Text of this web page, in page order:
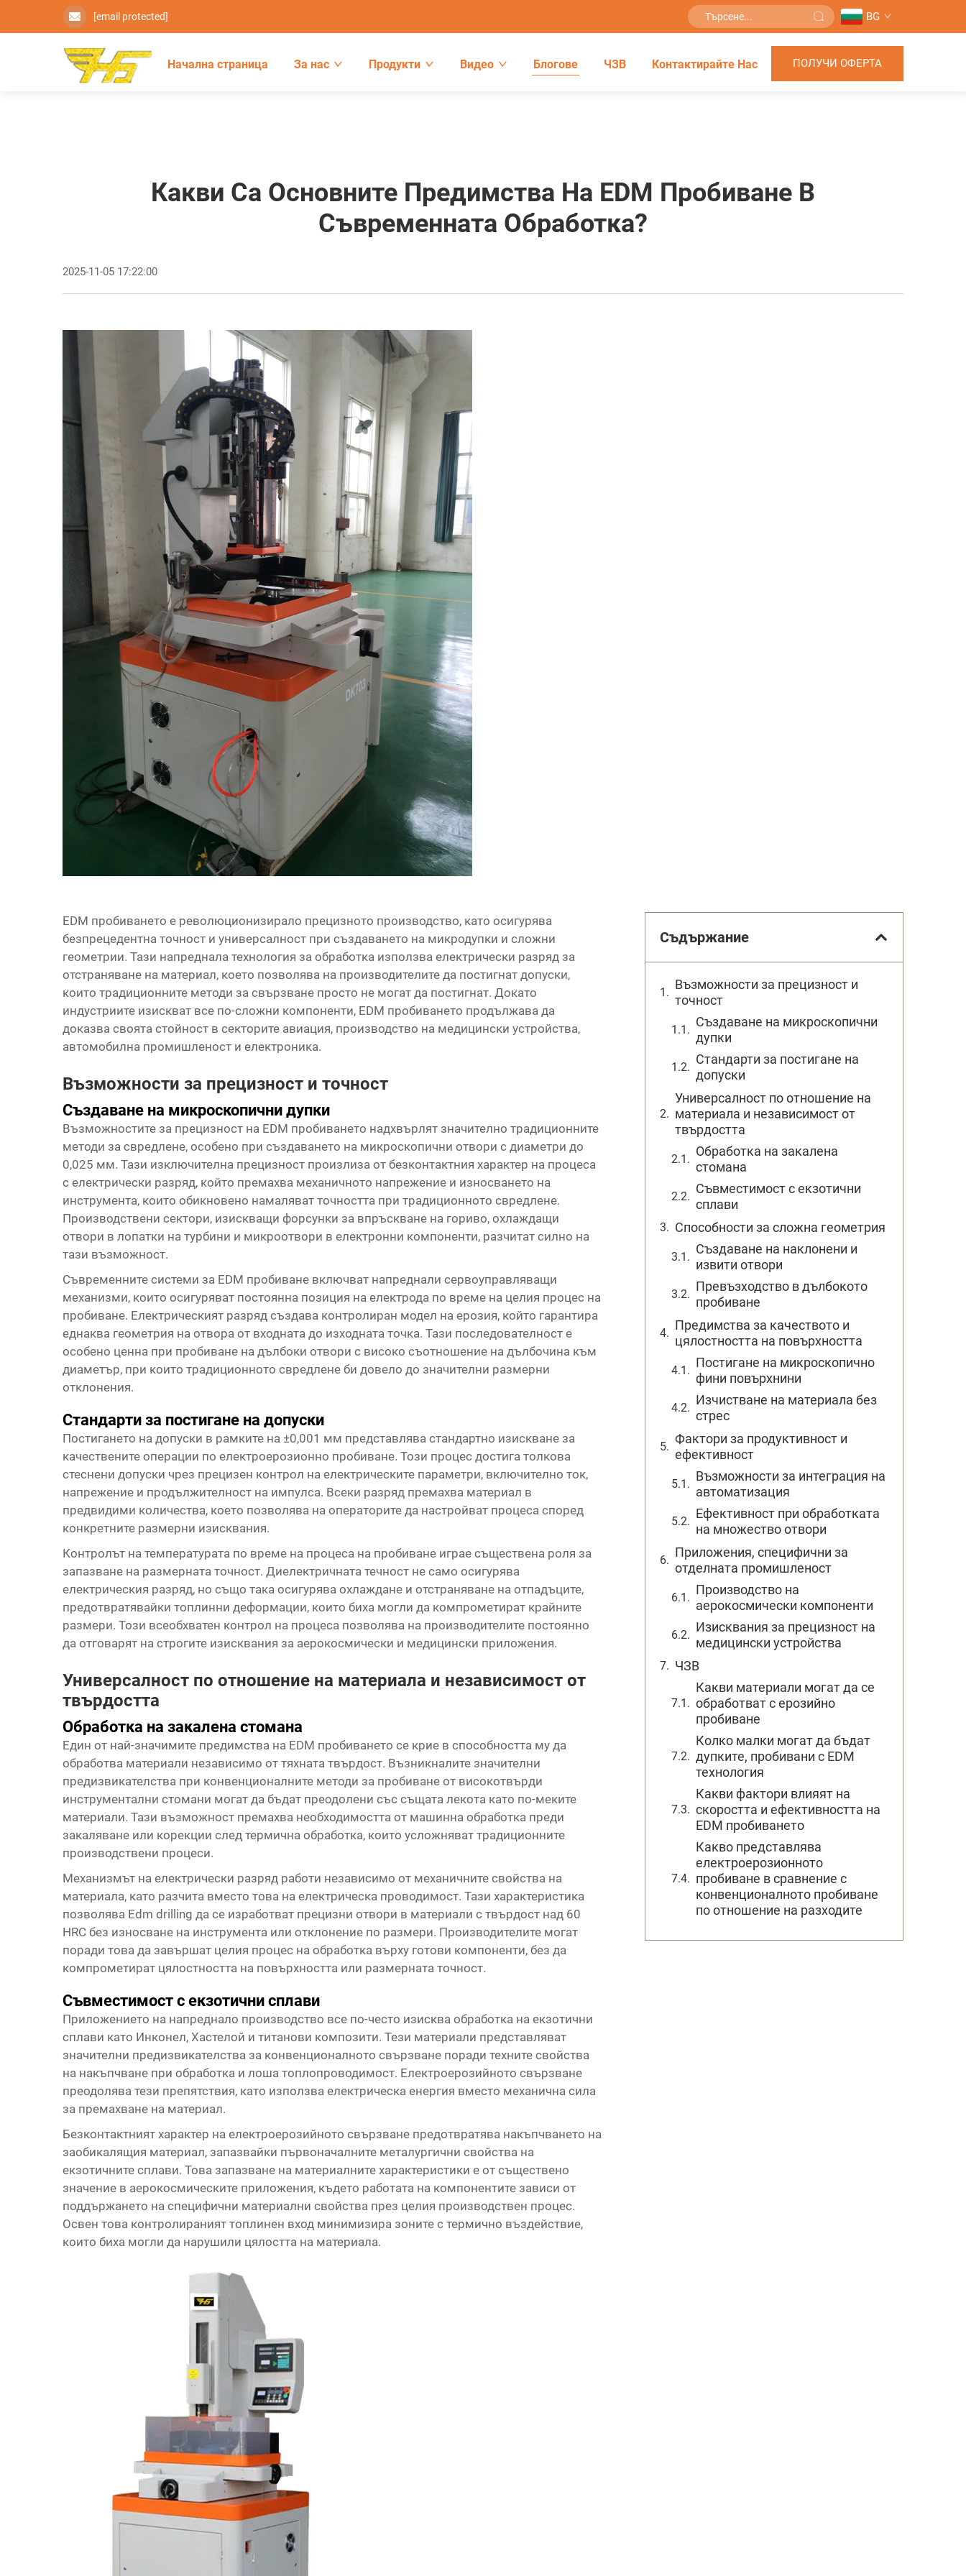
[email protected] BG
Начална страница За нас Продукти Видео Блогове ЧЗВ Контактирайте Нас ПОЛУЧИ ОФЕРТА
Какви Са Основните Предимства На EDM Пробиване В
Съвременната Обработка?
2025-11-05 17:22:00
EDM пробиването е революционизирало прецизното производство, като осигурява
безпрецедентна точност и универсалност при създаването на микродупки и сложни
геометрии. Тази напреднала технология за обработка използва електрически разряд за
отстраняване на материал, което позволява на производителите да постигнат допуски,
които традиционните методи за свързване просто не могат да постигнат. Докато
индустриите изискват все по-сложни компоненти, EDM пробиването продължава да
доказва своята стойност в секторите авиация, производство на медицински устройства,
автомобилна промишленост и електроника.
Възможности за прецизност и точност
Създаване на микроскопични дупки
Възможностите за прецизност на EDM пробиването надхвърлят значително традиционните
методи за свредлене, особено при създаването на микроскопични отвори с диаметри до
0,025 мм. Тази изключителна прецизност произлиза от безконтактния характер на процеса
с електрически разряд, който премахва механичното напрежение и износването на
инструмента, които обикновено намаляват точността при традиционното свредлене.
Производствени сектори, изискващи форсунки за впръскване на гориво, охлаждащи
отвори в лопатки на турбини и микроотвори в електронни компоненти, разчитат силно на
тази възможност.
Съвременните системи за EDM пробиване включват напреднали сервоуправляващи
механизми, които осигуряват постоянна позиция на електрода по време на целия процес на
пробиване. Електрическият разряд създава контролиран модел на ерозия, който гарантира
еднаква геометрия на отвора от входната до изходната точка. Тази последователност е
особено ценна при пробиване на дълбоки отвори с високо съотношение на дълбочина към
диаметър, при които традиционното свредлене би довело до значителни размерни
отклонения.
Стандарти за постигане на допуски
Постигането на допуски в рамките на ±0,001 мм представлява стандартно изискване за
качествените операции по електроерозионно пробиване. Този процес достига толкова
стеснени допуски чрез прецизен контрол на електрическите параметри, включително ток,
напрежение и продължителност на импулса. Всеки разряд премахва материал в
предвидими количества, което позволява на операторите да настройват процеса според
конкретните размерни изисквания.
Контролът на температурата по време на процеса на пробиване играе съществена роля за
запазване на размерната точност. Диелектричната течност не само осигурява
електрическия разряд, но също така осигурява охлаждане и отстраняване на отпадъците,
предотвратявайки топлинни деформации, които биха могли да компрометират крайните
размери. Този всеобхватен контрол на процеса позволява на производителите постоянно
да отговарят на строгите изисквания за аерокосмически и медицински приложения.
Универсалност по отношение на материала и независимост от
твърдостта
Обработка на закалена стомана
Един от най-значимите предимства на EDM пробиването се крие в способността му да
обработва материали независимо от тяхната твърдост. Възникналите значителни
предизвикателства при конвенционалните методи за пробиване от високотвърди
инструментални стомани могат да бъдат преодолени със същата лекота като по-меките
материали. Тази възможност премахва необходимостта от машинна обработка преди
закаляване или корекции след термична обработка, които усложняват традиционните
производствени процеси.
Механизмът на електрически разряд работи независимо от механичните свойства на
материала, като разчита вместо това на електрическа проводимост. Тази характеристика
позволява Edm drilling да се изработват прецизни отвори в материали с твърдост над 60
HRC без износване на инструмента или отклонение по размери. Производителите могат
поради това да завършат целия процес на обработка върху готови компоненти, без да
компрометират цялостността на повърхността или размерната точност.
Съвместимост с екзотични сплави
Приложението на напреднало производство все по-често изисква обработка на екзотични
сплави като Инконел, Хастелой и титанови композити. Тези материали представляват
значителни предизвикателства за конвенционалното свързване поради техните свойства
на накъпчване при обработка и лоша топлопроводимост. Електроерозийното свързване
преодолява тези препятствия, като използва електрическа енергия вместо механична сила
за премахване на материал.
Безконтактният характер на електроерозийното свързване предотвратява накъпчването на
заобикалящия материал, запазвайки първоначалните металургични свойства на
екзотичните сплави. Това запазване на материалните характеристики е от съществено
значение в аерокосмическите приложения, където работата на компонентите зависи от
поддържането на специфични материални свойства през целия производствен процес.
Освен това контролираният топлинен вход минимизира зоните с термично въздействие,
които биха могли да нарушили цялостта на материала.
Съдържание
Възможности за прецизност и
точност
Създаване на микроскопични
дупки
Стандарти за постигане на
допуски
Универсалност по отношение на
материала и независимост от
твърдостта
Обработка на закалена
стомана
Съвместимост с екзотични
сплави
Способности за сложна геометрия
Създаване на наклонени и
извити отвори
Превъзходство в дълбокото
пробиване
Предимства за качеството и
цялостността на повърхността
Постигане на микроскопично
фини повърхнини
Изчистване на материала без
стрес
Фактори за продуктивност и
ефективност
Възможности за интеграция на
автоматизация
Ефективност при обработката
на множество отвори
Приложения, специфични за
отделната промишленост
Производство на
аерокосмически компоненти
Изисквания за прецизност на
медицински устройства
ЧЗВ
Какви материали могат да се
обработват с ерозийно
пробиване
Колко малки могат да бъдат
дупките, пробивани с EDM
технология
Какви фактори влияят на
скоростта и ефективността на
EDM пробиването
Какво представлява
електроерозионното
пробиване в сравнение с
конвенционалното пробиване
по отношение на разходите